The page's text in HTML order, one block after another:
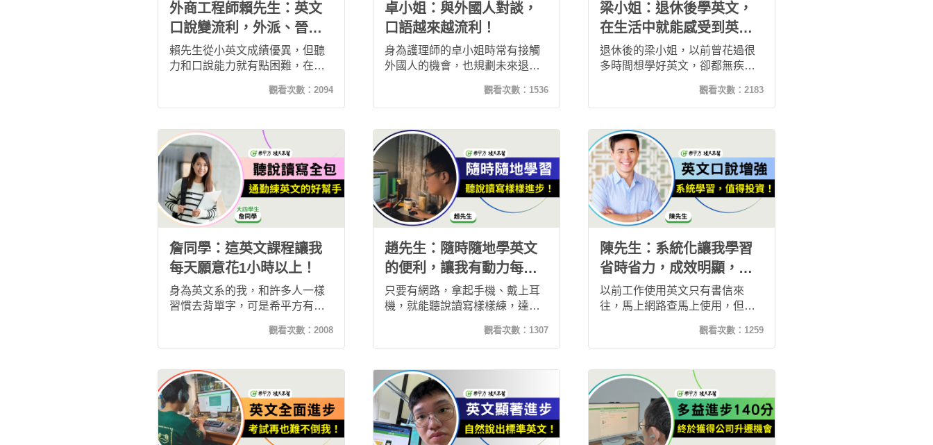
外商工程師賴先生：英文
口說變流利，外派、晉升
機會跟著來！
賴先生從小英文成績優異，但聽
力和口說能力就有點困難，在外
特別是工程師若想要晉升成專案
經理，英文能力是關鍵。以前開
會時會比較害怕，說英文時會擔
心說錯，或是無法及時反應。在
加入希平方攻其不背後，覺得五
階段的學習法能讓人不知不覺養
成正向學習習慣，真的在工作中
就能學以致用出來，真的是滿神
奇的！有了成就感，會開心就會
觀看次數： 2094
卓小姐：與外國人對談，
口語越來越流利！
身為護理師的卓小姐時常有接觸
外國人的機會，也規劃未來退休
文是她的目標。加入希平方後，
發現這套系統是聽說讀寫全面訓
練，又能選擇自己喜愛的課程，
覺得上課很輕鬆就能學會。現在
的她不只認真學習充實生活，她
每年都會和朋友出國旅行，連她
的夥伴都稱讚她英文進步了！
觀看次數： 1536
梁小姐：退休後學英文，
在生活中就能感受到英文
進度的自信及喜悅！
退休後的梁小姐，以前曾花過很
多時間想學好英文，卻都無疾而
終於找到適合自己的英文學習方
法，學過70多堂課後，出國遇到
簡單的英文溝通都感覺從容而有
自信了！現在退休的我，繼續學
習英語，就是維持腦力的最佳方
法。
觀看次數： 2183
詹同學：這英文課程讓我
每天願意花1小時以上！
身為英文系的我，和許多人一樣
習慣去背單字，可是希平方有讓
單字還有片語會透過各種不同的
練習讓我們熟悉到記起來，已經
學習幾個月了，回頭複習都覺得
好神奇！單字居然這麼簡單就記
起來了！
觀看次數： 2008
趙先生：隨時隨地學英文
的便利，讓我有動力每天
上課！
只要有網路，拿起手機、戴上耳
機，就能聽說讀寫樣樣練，達到
真正有動力去完成每天的課程。
觀看次數： 1307
陳先生：系統化讓我學習
省時省力，成效明顯，值
得花錢投資！
以前工作使用英文只有書信來
往，馬上網路查馬上使用，但出
我就完全招架不住。在我加入希
平方學了六十幾堂課後，發現自
己的發音肌肉組織慢慢地習慣了
說英文，強化了口腔的肌肉記
憶，也在不知不覺中學會如何斷
句換氣、念出正確的英文句子。
雖然我也曾想要省錢看自己能不
觀看次數： 1259